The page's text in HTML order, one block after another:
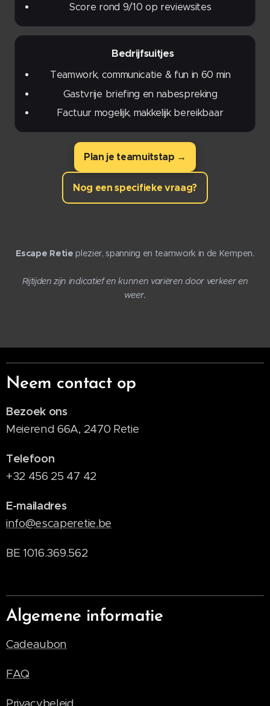
Score rond 9/10 op reviewsites
🏢 Bedrijfsuitjes
Teamwork, communicatie & fun in 60 min
Gastvrije briefing en nabespreking
Factuur mogelijk, makkelijk bereikbaar
Plan je teamuitstap →
Nog een specifieke vraag?
Escape Retie plezier, spanning en teamwork in de Kempen.
Rijtijden zijn indicatief en kunnen variëren door verkeer en
weer.
Neem contact op
Bezoek ons
Meierend 66A, 2470 Retie
Telefoon
+32 456 25 47 42
E-mailadres
info@escaperetie.be
BE 1016.369.562
Algemene informatie
Cadeaubon
FAQ